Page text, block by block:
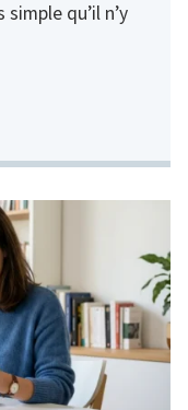
qu’il n’y